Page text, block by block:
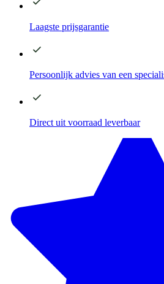
Laagste prijsgarantie
Persoonlijk advies van een
Direct uit voorraad leverbaar